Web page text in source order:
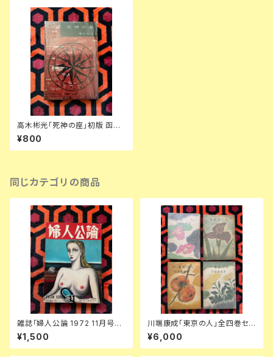
高木彬光「死神の座」初版 函入
り 講談社 書き下ろし長編推理
小説シリーズ(4)
¥800
同じカテゴリの商品
雑誌「婦人公論 1972 11月号」
表紙:金子國義 中央公論社 澁澤
龍彦 ダリ 後藤明生 倉橋由美子
中野良子
¥1,500
川端康成「東京の人」全四巻セッ
ト 装幀:金島桂華 新潮社
¥6,000